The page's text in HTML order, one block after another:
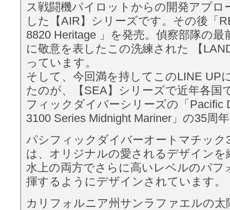
ス戦闘機パイロットからの開発アプロ
した【AIR】シリーズです。その後「
8820 Heritage 」を発売。偵察部隊の最
に敬意を表したこの洗練された 【
っています。
そして、今回満を持してこのLINE UP
たのが、【SEA】シリーズで近年各国
フィックダイバーシリーズの「Pacific
3100 Series Midnight Mariner」の35周
パシフィックダイバーオートマチック
は、オリジナルの愛されるデザインを
水上の両方でさらに高いレベルのパフ
揮するようにデザインされています。
カリフォルニア州サンラファエルの太